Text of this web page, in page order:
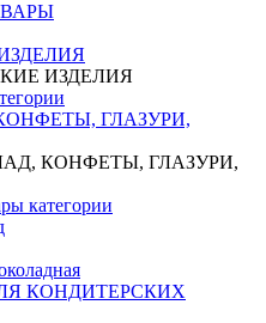
ИЗДЕЛИЯ
ГЛАЗУРИ,
КОНФЕТЫ, ГЛАЗУРИ,
категории
КОНДИТЕРСКИХ